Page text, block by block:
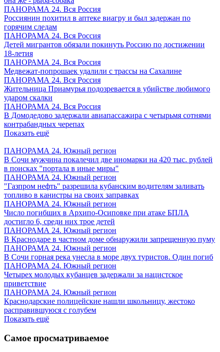
ПАНОРАМА 24. Вся Россия
Россиянин похитил в аптеке виагру и был задержан по
горячим следам
ПАНОРАМА 24. Вся Россия
Детей мигрантов обязали покинуть Россию по достижении
18-летия
ПАНОРАМА 24. Вся Россия
Медвежат-попрошаек удалили с трассы на Сахалине
ПАНОРАМА 24. Вся Россия
Жительница Приамурья подозревается в убийстве любимого
ударом скалки
ПАНОРАМА 24. Вся Россия
В Домодедово задержали авиапассажира с четырьмя сотнями
контрабандных черепах
Показать ещё
ПАНОРАМА 24. Южный регион
В Сочи мужчина покалечил две иномарки на 420 тыс. рублей
в поисках "портала в иные миры"
ПАНОРАМА 24. Южный регион
"Газпром нефть" разрешила кубанским водителям заливать
топливо в канистры на своих заправках
ПАНОРАМА 24. Южный регион
Число погибших в Архипо-Осиповке при атаке БПЛА
достигло 6, среди них трое детей
ПАНОРАМА 24. Южный регион
В Краснодаре в частном доме обнаружили запрещенную пуму
ПАНОРАМА 24. Южный регион
В Сочи горная река унесла в море двух туристов. Один погиб
ПАНОРАМА 24. Южный регион
Четырех молодых кубанцев задержали за нацистское
приветствие
ПАНОРАМА 24. Южный регион
Краснодарские полицейские нашли школьницу, жестоко
расправившуюся с голубем
Показать ещё
Самое просматриваемое